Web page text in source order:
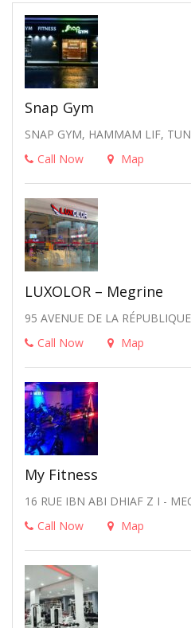
Snap Gym
SNAP GYM, HAMMAM LIF,
Call Now
Map
LUXOLOR – Megrine
95 AVENUE DE LA
Call Now
Map
My Fitness
16 RUE IBN ABI DHIAF Z I -
Call Now
Map